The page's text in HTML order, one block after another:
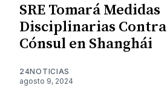
SRE Tomará Medidas
Disciplinarias Contra
Cónsul en Shanghái
24NOTICIAS
agosto 9, 2024